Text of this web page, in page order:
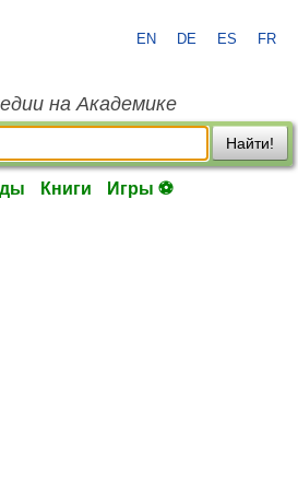
EN DE ES FR
на Академике
Найти!
Книги Игры ⚽